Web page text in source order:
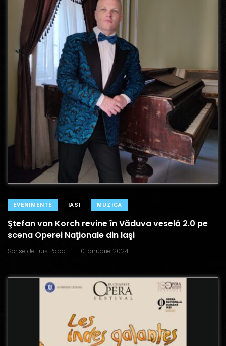
EVENIMENTE IASI MUZICA
Ştefan von Korch revine în Văduva veselă 2.0 pe
scena Operei Naţionale din Iaşi
Scrise de Luis Popa . 10 ianuarie 2024